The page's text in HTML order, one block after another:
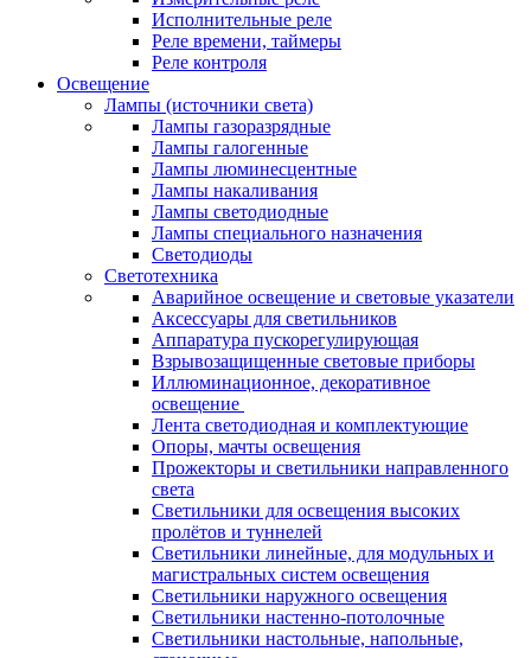
Исполнительные реле
Реле времени, таймеры
Реле контроля
Освещение
Лампы (источники света)
Лампы газоразрядные
Лампы галогенные
Лампы люминесцентные
Лампы накаливания
Лампы светодиодные
Лампы специального назначения
Светодиоды
Светотехника
Аварийное освещение и световые указатели
Аксессуары для светильников
Аппаратура пускорегулирующая
Взрывозащищенные световые приборы
Иллюминационное, декоративное
освещение
Лента светодиодная и комплектующие
Опоры, мачты освещения
Прожекторы и светильники направленного
света
Светильники для освещения высоких
пролётов и туннелей
Светильники линейные, для модульных и
магистральных систем освещения
Светильники наружного освещения
Светильники настенно-потолочные
Светильники настольные, напольные,